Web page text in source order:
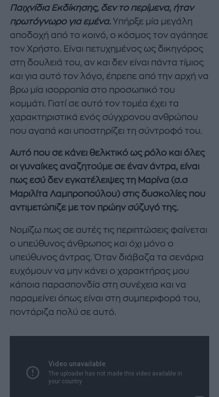
Παιχνίδια Εκδίκησης, δεν το περίμενα, ήταν
πρωτόγνωρο για εμένα. Υπήρξε μία μεγάλη
αποδοχή από το κοινό, ο κόσμος τον αγάπησε
τον Χρήστο. Είναι πετυχημένος ως δικηγόρος
στη δουλειά του, αν και δεν είναι πάντα τίμιος
και για αυτό τον λόγο, έπρεπε από την αρχή να
βρω μία ισορροπία στο προσωπικό του
κομμάτι. Γιατί σε αυτό τον τομέα έχει τα
χαρακτηριστικά ενός σύγχρονου ανθρώπου
που αγαπά και υποστηρίζει τη σύντροφό του.
Αυτό που σε κάνει θελκτικό ως ρόλο και όλες
οι γυναίκες αναζητούμε σε έναν άντρα, είναι
πως εσύ δεν εγκατέλειψες τη Μαρίνα (σ.σ
Μαριλίτα Λαμπροπούλου) στις δυσκολίες που
αντιμετώπιζε με τον πρώην σύζυγό της.
Νομίζω πως σε αυτές τις περιπτώσεις φαίνεται
ο υπεύθυνος άνθρωπος και όχι μόνο ο
υπεύθυνος άντρας. Όταν διάβαζα τα σενάρια
ευχόμουν να μην κάνει ο χαρακτήρας μου
κάποια παρασπονδία στη συνέχεια και να
παραμείνει όπως είναι στη συμπεριφορά του,
ποντάριζα πολύ σε αυτό.